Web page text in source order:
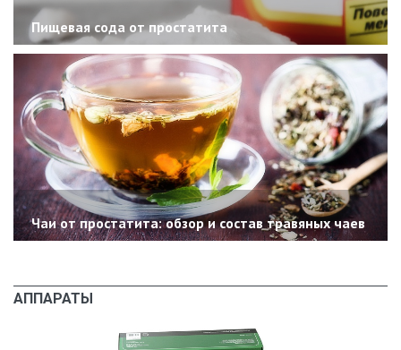
Пищевая сода от простатита
Чаи от простатита: обзор и состав травяных чаев
АППАРАТЫ